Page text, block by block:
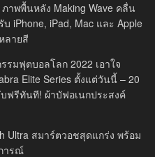
ภาพพื้นหลัง Making Wave คลื่น
iPhone, iPad, Mac และ Apple
ลายสี
รมฟุตบอลโลก 2022 เอาใจ
Elite Series ตั้งแต่วันนี้ – 20
ฟรีทันที! ผ้าบัฟอเนกประสงค์
Ultra สมาร์ตวอชสุดแกร่ง พร้อม
ารณ์